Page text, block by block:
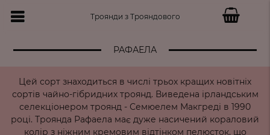
Троянди з Трояндового
РАФАЕЛА
Цей сорт знаходиться в числі трьох кращих новітніх
сортів чайно-гібридних троянд. Виведена ірландським
селекціонером троянд - Семюелем Макгреді в 1990
році. Троянда Рафаела має дуже насичений кораловий
колір з ніжним кремовим відтінком пелюсток, що